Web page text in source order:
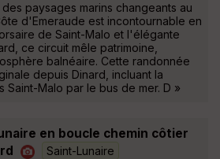
paysages marins changeants au
d'Emeraude est incontournable en
de Saint-Malo et l'élégante
ce circuit mêle patrimoine,
balnéaire. Cette randonnée
depuis Dinard, incluant la
Malo par le bus de mer. D »
en boucle chemin côtier
Saint-Lunaire